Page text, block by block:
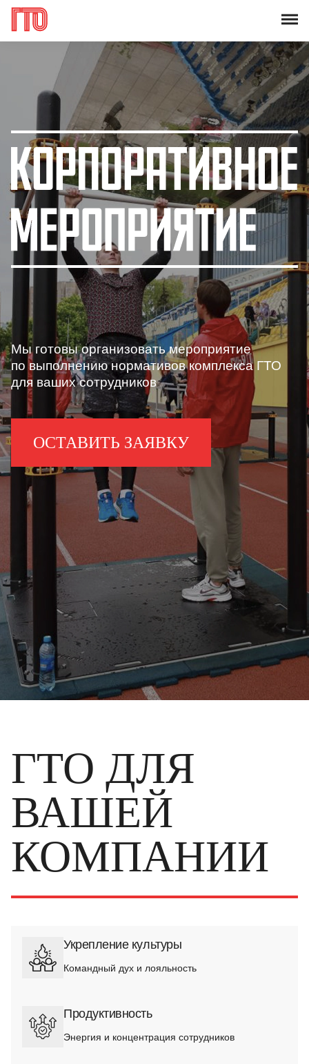
Мы готовы организовать мероприятие
по выполнению нормативов комплекса ГТО
для ваших сотрудников
ОСТАВИТЬ ЗАЯВКУ
ГТО ДЛЯ
ВАШЕЙ
КОМПАНИИ
Укрепление культуры
Командный дух и лояльность
Продуктивность
Энергия и концентрация сотрудников